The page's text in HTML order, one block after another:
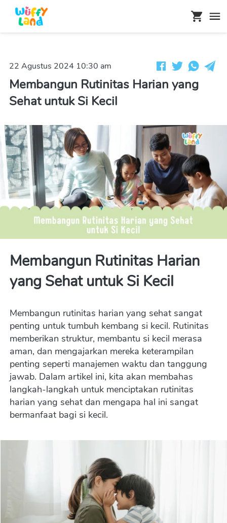
22 Agustus 2024 10:30 am
Membangun Rutinitas Harian yang
Sehat untuk Si Kecil
Membangun Rutinitas Harian
yang Sehat untuk Si Kecil
Membangun rutinitas harian yang sehat sangat
penting untuk tumbuh kembang si kecil. Rutinitas
memberikan struktur, membantu si kecil merasa
aman, dan mengajarkan mereka keterampilan
penting seperti manajemen waktu dan tanggung
jawab. Dalam artikel ini, kita akan membahas
langkah-langkah untuk menciptakan rutinitas
harian yang sehat dan mengapa hal ini sangat
bermanfaat bagi si kecil.